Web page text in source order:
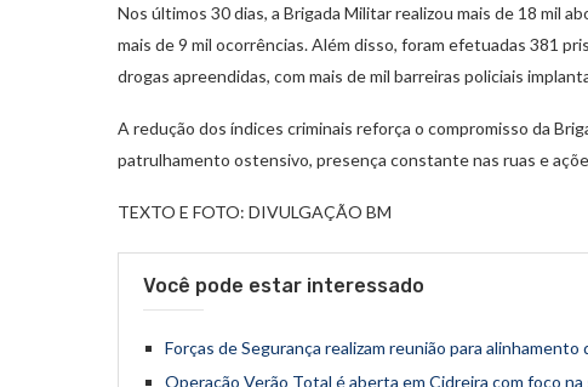
Nos últimos 30 dias, a Brigada Militar realizou mais de 18 mil
mais de 9 mil ocorrências. Além disso, foram efetuadas 381
drogas apreendidas, com mais de mil barreiras policiais
A redução dos índices criminais reforça o compromisso da
patrulhamento ostensivo, presença constante nas ruas e
TEXTO E FOTO: DIVULGAÇÃO BM
Você pode estar interessado
Forças de Segurança realizam reunião para alinhamento
Operação Verão Total é aberta em Cidreira com foco